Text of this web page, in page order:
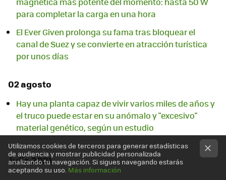
para completar la carga en una hora
El Ever Given prolonga su fama tras bloquear el
canal de Suez y se convierte en atracción turística
por unos días
02 agosto
Hay una planta capaz de vivir varios miles de años y
el truco puede estar en su anómalo y "excesivo"
material genético, según un estudio
Julio 2021
Utilizamos cookies de terceros para generar estadísticas
de audiencia y mostrar publicidad personalizada
analizando tu navegación. Si sigues navegando estarás
aceptando su uso. Más información